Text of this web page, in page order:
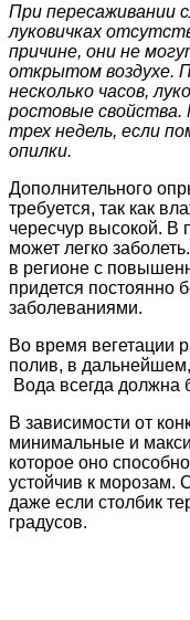
При пересаживании
луковичках
причине, они не
открытом воздухе.
несколько часов,
ростовые свойства.
трех недель, если
опилки.
Дополнительного
требуется, так как
чересчур высокой. В
может легко
в регионе с
придется постоянно
заболеваниями.
Во время вегетации
полив, в
Вода всегда должна
В зависимости от
минимальные и
которое оно
устойчив к морозам.
даже если столбик
градусов.